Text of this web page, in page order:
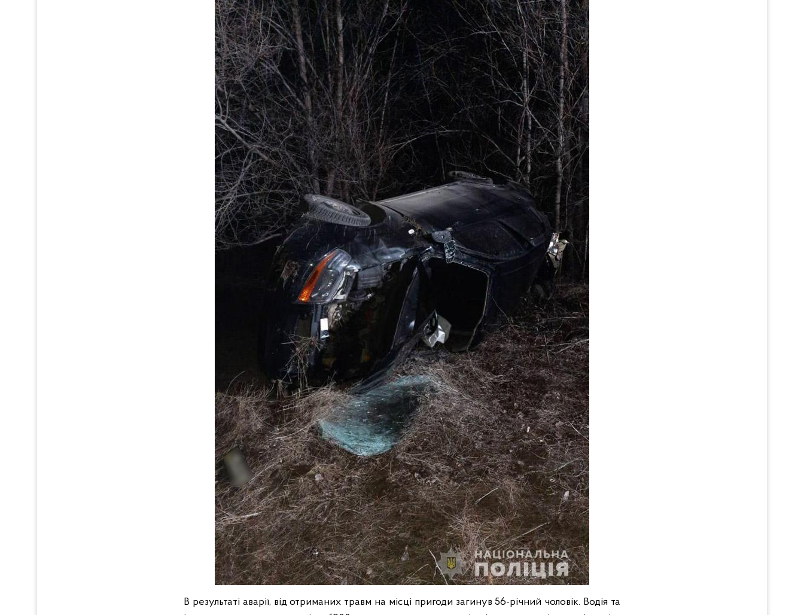
В результаті аварії, від отриманих травм на місці пригоди загинув 56-річний чоловік. Водія та